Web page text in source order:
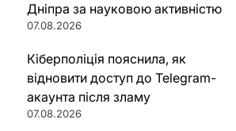
Дніпра за науковою активністю
07.08.2026
Кіберполіція пояснила, як
відновити доступ до Telegram-
акаунта після зламу
07.08.2026